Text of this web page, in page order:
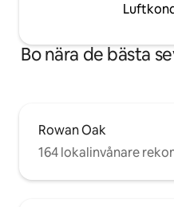
Bo nära de bästa
Rowan Oak
164 lokalinvånare